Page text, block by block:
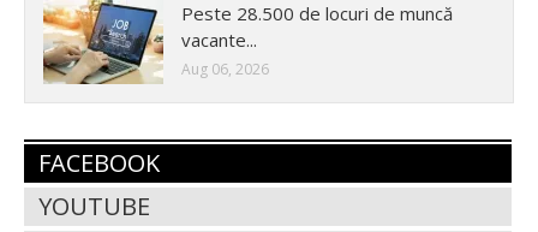
Peste 28.500 de locuri de muncă
vacante...
Aug 06, 2026
FACEBOOK
YOUTUBE